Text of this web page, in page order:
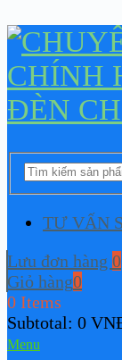
TƯ VẤN
Lưu đơn hàng 0
Giỏ hàng0
0 Items
Subtotal: 0
Menu